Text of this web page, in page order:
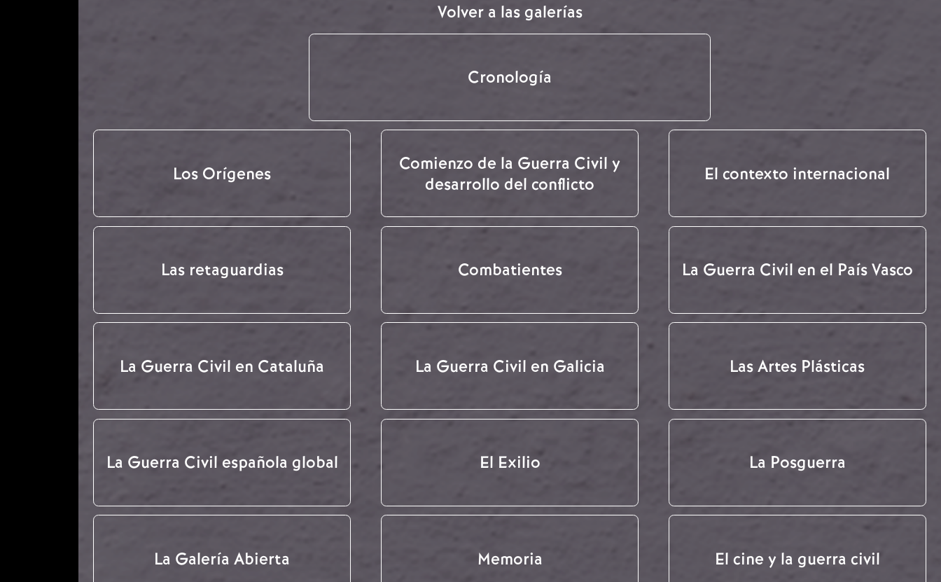
Volver a las galerías
Cronología
Los Orígenes
Comienzo de la Guerra Civil y
desarrollo del conflicto
El contexto internacional
Las retaguardias Combatientes La Guerra Civil en el País Vasco
La Guerra Civil en Cataluña La Guerra Civil en Galicia Las Artes Plásticas
La Guerra Civil española global El Exilio La Posguerra
La Galería Abierta Memoria El cine y la guerra civil